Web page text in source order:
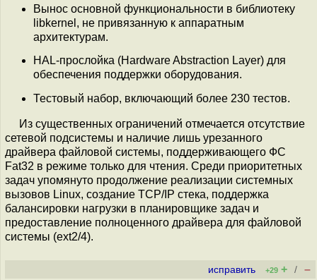
Вынос основной функциональности в библиотеку
libkernel, не привязанную к аппаратным
архитектурам.
HAL-прослойка (Hardware Abstraction Layer) для
обеспечения поддержки оборудования.
Тестовый набор, включающий более 230 тестов.
Из существенных ограничений отмечается отсутствие
сетевой подсистемы и наличие лишь урезанного
драйвера файловой системы, поддерживающего ФС
Fat32 в режиме только для чтения. Среди приоритетных
задач упомянуто продолжение реализации системных
вызовов Linux, создание TCP/IP стека, поддержка
балансировки нагрузки в планировщике задач и
предоставление полноценного драйвера для файловой
системы (ext2/4).
исправить +29 + / –